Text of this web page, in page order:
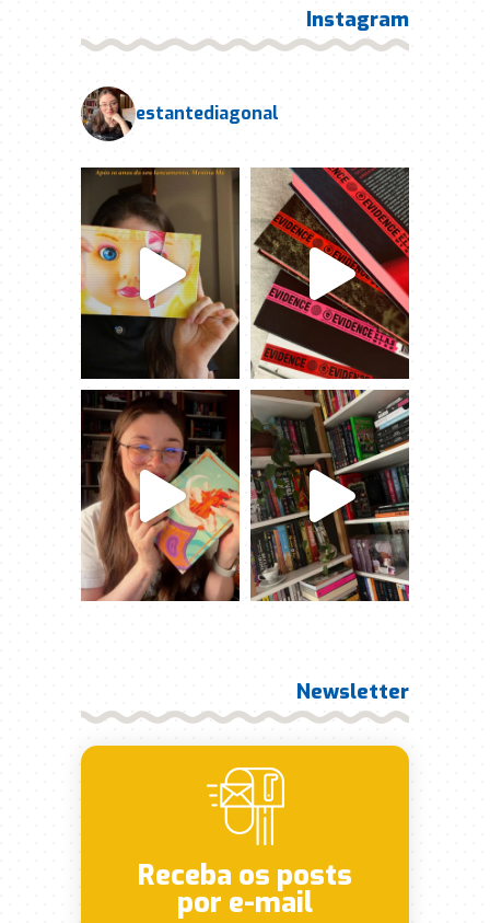
Instagram
estantediagonal
Newsletter
Receba os posts
por e-mail